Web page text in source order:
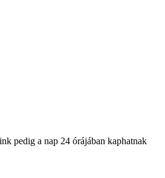
pedig a nap 24 órájában kaphatnak